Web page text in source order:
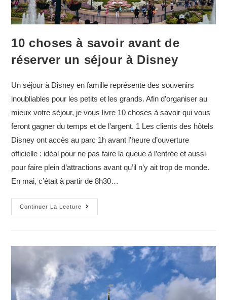
10 choses à savoir avant de
réserver un séjour à Disney
Un séjour à Disney en famille représente des souvenirs
inoubliables pour les petits et les grands. Afin d’organiser au
mieux votre séjour, je vous livre 10 choses à savoir qui vous
feront gagner du temps et de l’argent. 1 Les clients des hôtels
Disney ont accès au parc 1h avant l’heure d’ouverture
officielle : idéal pour ne pas faire la queue à l’entrée et aussi
pour faire plein d’attractions avant qu’il n’y ait trop de monde.
En mai, c’était à partir de 8h30…
Continuer La Lecture
choses
avant
de
réserver
un